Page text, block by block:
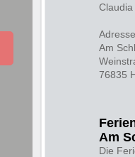
Am
76835
Am
Die